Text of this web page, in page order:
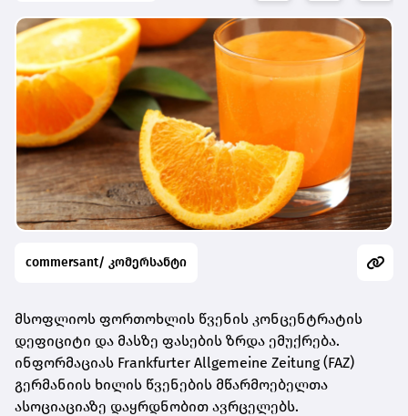
commersant/ კომერსანტი
მსოფლიოს ფორთოხლის წვენის კონცენტრატის
დეფიციტი და მასზე ფასების ზრდა ემუქრება.
ინფორმაციას Frankfurter Allgemeine Zeitung (FAZ)
გერმანიის ხილის წვენების მწარმოებელთა
ასოციაციაზე დაყრდნობით ავრცელებს.